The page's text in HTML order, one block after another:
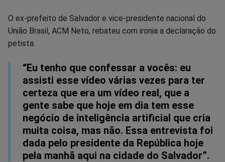
O ex-prefeito de Salvador e vice-presidente nacional do
União Brasil, ACM Neto, rebateu com ironia a declaração do
petista.
“Eu tenho que confessar a vocês: eu
assisti esse vídeo várias vezes para ter
certeza que era um vídeo real, que a
gente sabe que hoje em dia tem esse
negócio de inteligência artificial que cria
muita coisa, mas não. Essa entrevista foi
dada pelo presidente da República hoje
pela manhã aqui na cidade do Salvador”.